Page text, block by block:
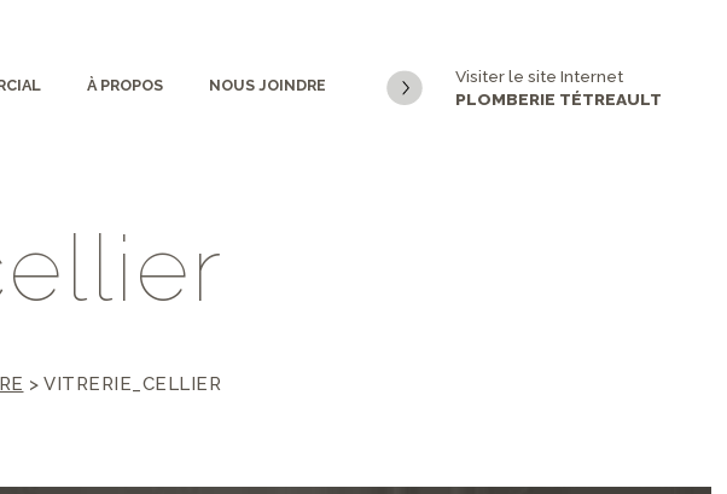
À PROPOS NOUS JOINDRE
Visiter le site Internet
PLOMBERIE TÉTREAULT
ellier
> VITRERIE_CELLIER